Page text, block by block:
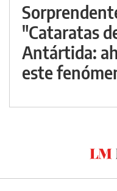
"Cataratas
Antártida:
este